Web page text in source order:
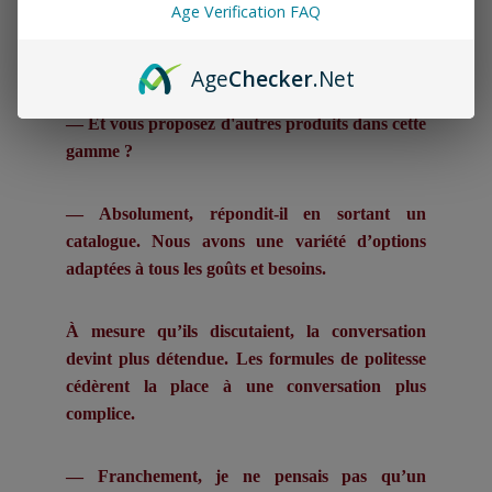
Elle se pencha, fascinée.
— Et vous proposez d'autres produits dans cette
gamme ?
— Absolument, répondit-il en sortant un
catalogue. Nous avons une variété d’options
adaptées à tous les goûts et besoins.
À mesure qu’ils discutaient, la conversation
devint plus détendue. Les formules de politesse
cédèrent la place à une conversation plus
complice.
— Franchement, je ne pensais pas qu’un
Age Verification FAQ
AgeChecker.Net